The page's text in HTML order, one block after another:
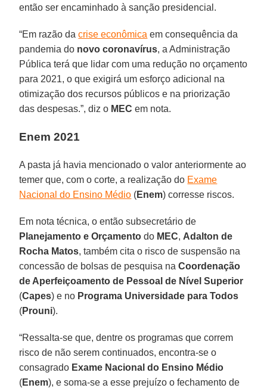
então ser encaminhado à sanção presidencial.
“Em razão dacrise econômica em consequência da
pandemia do novo coronavírus, a Administração
Pública terá que lidar com uma redução no orçamento
para 2021, o que exigirá um esforço adicional na
otimização dos recursos públicos e na priorização
das despesas.”, diz o MEC em nota.
Enem 2021
A pasta já havia mencionado o valor anteriormente ao
temer que, com o corte, a realização do Exame
Nacional do Ensino Médio (Enem) corresse riscos.
Em nota técnica, o então subsecretário de
Planejamento e Orçamento do MEC, Adalton de
Rocha Matos, também cita o risco de suspensão na
concessão de bolsas de pesquisa naCoordenação
de Aperfeiçoamento de Pessoal de Nível Superior
(Capes) e no Programa Universidade para Todos
(Prouni).
“Ressalta-se que, dentre os programas que correm
risco de não serem continuados, encontra-se o
consagrado Exame Nacional do Ensino Médio
(Enem), e soma-se a esse prejuízo o fechamento de